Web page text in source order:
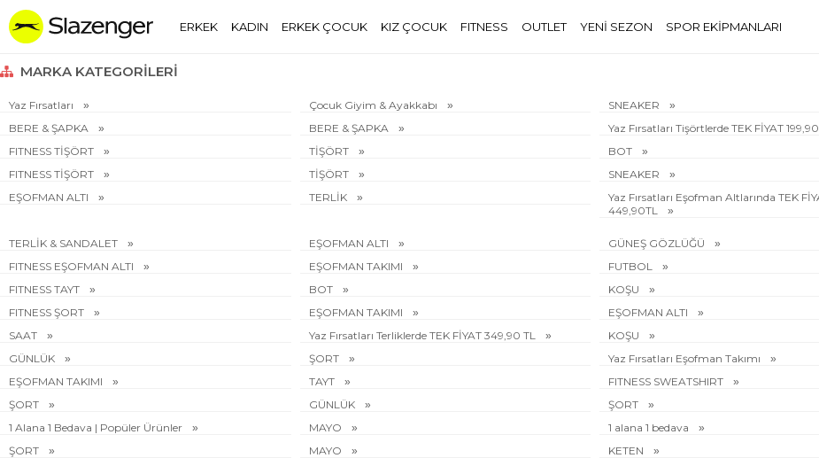
ERKEK KADIN ERKEK ÇOCUK KIZ ÇOCUK FITNESS OUTLET YENİ SEZON SPOR EKİPMANLARI
MARKA KATEGORILERI
Yaz Fırsatları Çocuk Giyim & Ayakkabı SNEAKER
BERE & ŞAPKA
BERE & ŞAPKA Yaz Fırsatları Tişörtlerde TEK FİYAT
FITNESS TİŞÖRT
TİŞÖRT BOT
FITNESS TİŞÖRT
TİŞÖRT SNEAKER
EŞOFMAN ALTI
TERLİK
Yaz Fırsatları Eşofman Altlarında TEK
449,90TL
TERLİK & SANDALET
EŞOFMAN ALTI GÜNEŞ GÖZLÜĞÜ
FITNESS EŞOFMAN ALTI
EŞOFMAN TAKIMI FUTBOL
FITNESS TAYT
BOT KOŞU
FITNESS ŞORT
EŞOFMAN TAKIMI EŞOFMAN ALTI
SAAT
Yaz Fırsatları Terliklerde TEK FİYAT 349,90 TL KOŞU
GÜNLÜK
ŞORT Yaz Fırsatları Eşofman Takımı
EŞOFMAN TAKIMI
TAYT FITNESS SWEATSHIRT
ŞORT
GÜNLÜK ŞORT
1 Alana 1 Bedava | Popüler Ürünler
MAYO 1 alana 1 bedava
ŞORT
MAYO KETEN